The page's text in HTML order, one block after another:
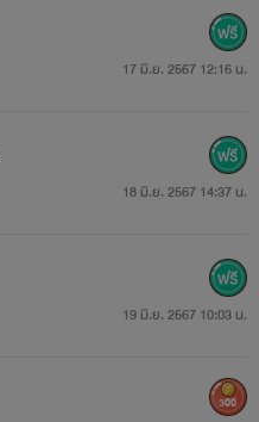
17 มิ.ย. 2567 12:16 น.
18 มิ.ย. 2567 14:37 น.
19 มิ.ย. 2567 10:03 น.
300